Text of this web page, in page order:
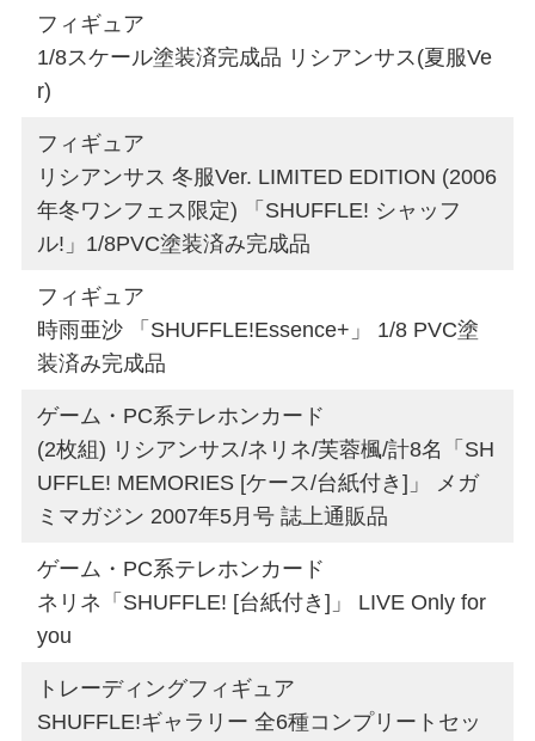
フィギュア
1/8スケール塗装済完成品 リシアンサス(夏服Ve
r)
フィギュア
リシアンサス 冬服Ver. LIMITED EDITION (2006
年冬ワンフェス限定) 「SHUFFLE! シャッフ
ル!」1/8PVC塗装済み完成品
フィギュア
時雨亜沙 「SHUFFLE!Essence+」 1/8 PVC塗
装済み完成品
ゲーム・PC系テレホンカード
(2枚組) リシアンサス/ネリネ/芙蓉楓/計8名「SH
UFFLE! MEMORIES [ケース/台紙付き]」 メガ
ミマガジン 2007年5月号 誌上通販品
ゲーム・PC系テレホンカード
ネリネ「SHUFFLE! [台紙付き]」 LIVE Only for
you
トレーディングフィギュア
SHUFFLE!ギャラリー 全6種コンプリートセッ